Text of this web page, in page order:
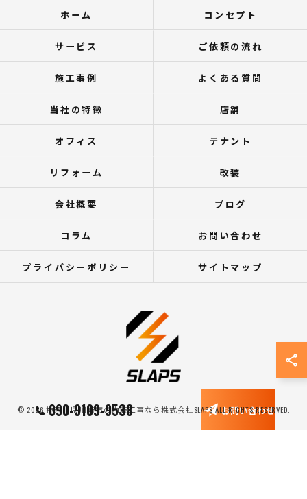
090-9109-9538 お問い合わせ
ホーム コンセプト
サービス ご依頼の流れ
施工事例 よくある質問
当社の特徴 店舗
オフィス テナント
リフォーム 改装
会社概要 ブログ
コラム お問い合わせ
プライバシーポリシー サイトマップ
© 2026 神奈川県川崎市の内装工事なら株式会社SLAPS ALL RIGHTS RESERVED.